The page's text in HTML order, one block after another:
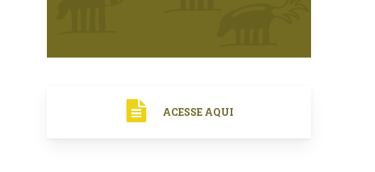
ACESSE AQUI